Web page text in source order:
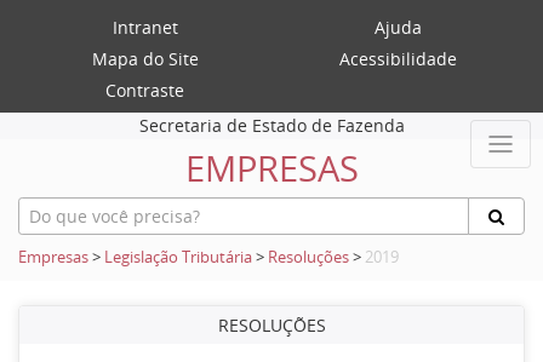
Intranet
Ajuda
Mapa do Site
Acessibilidade
Contraste
Secretaria de Estado de Fazenda
EMPRESAS
Empresas> Legislação Tributária> Resoluções> 2019
RESOLUÇÕES